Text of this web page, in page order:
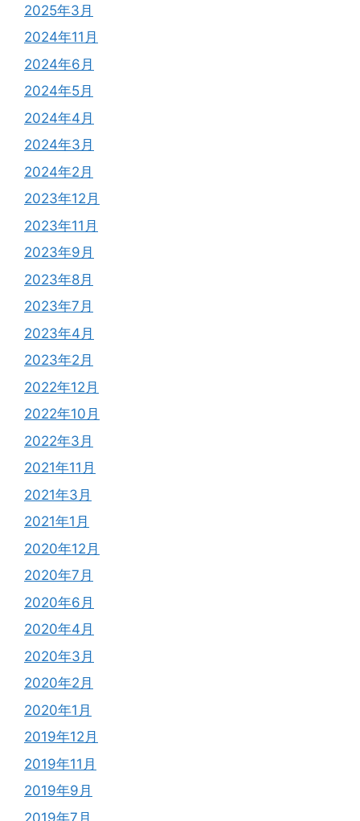
2025年3月
2024年11月
2024年6月
2024年5月
2024年4月
2024年3月
2024年2月
2023年12月
2023年11月
2023年9月
2023年8月
2023年7月
2023年4月
2023年2月
2022年12月
2022年10月
2022年3月
2021年11月
2021年3月
2021年1月
2020年12月
2020年7月
2020年6月
2020年4月
2020年3月
2020年2月
2020年1月
2019年12月
2019年11月
2019年9月
2019年7月